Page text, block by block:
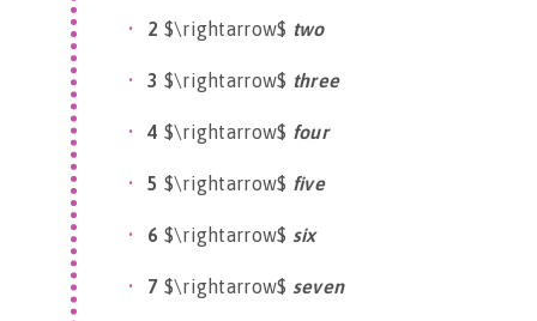
2 $\rightarrow$ two
3 $\rightarrow$ three
4 $\rightarrow$ four
5 $\rightarrow$ five
6 $\rightarrow$ six
7 $\rightarrow$ seven